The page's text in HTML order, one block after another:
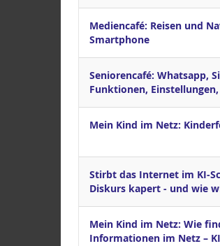
Mediencafé: Reisen und
Smartphone
Seniorencafé: Whatsapp,
Funktionen,
Mein Kind im Netz:
Stirbt das Internet im KI-
Diskurs kapert - und wie
Mein Kind im Netz: Wie
Informationen im Netz –